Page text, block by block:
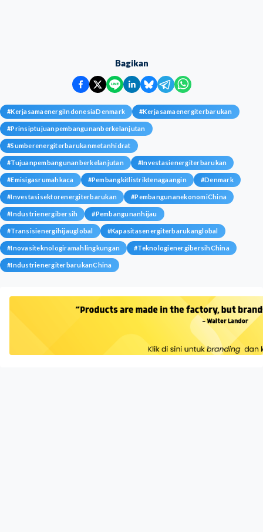
Bagikan
#KerjasamaenergiIndonesiaDenmark #Kerjasamaenergiterbarukan
#Prinsiptujuanpembangunanberkelanjutan
#Sumberenergiterbarukanmetanhidrat
#Tujuanpembangunanberkelanjutan #Investasienergiterbarukan
#Emisigasrumahkaca #Pembangkitlistriktenagaangin #Denmark
#Investasisektorenergiterbarukan #PembangunanekonomiChina
#Industrienergibersih #Pembangunanhijau
#Transisienergihijauglobal #Kapasitasenergiterbarukanglobal
#Inovasiteknologiramahlingkungan #TeknologienergibersihChina
#IndustrienergiterbarukanChina